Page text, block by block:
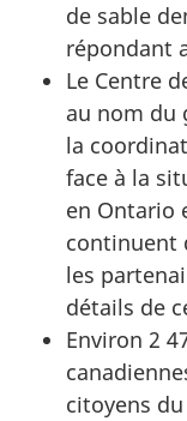
de sable
répondant
Le Centre
au nom du
la
face à la
en Ontario
continuent
les
détails de
Environ 2
citoyens